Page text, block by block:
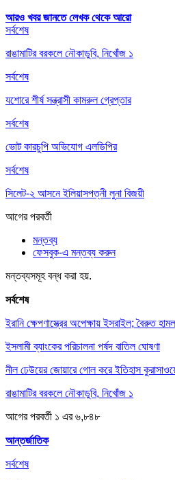
আরও খবর জানতে লেখক থেকে আরো
সর্বশেষ
রাঙামাটির বরকলে নৌকাডুবি, নিখোঁজ ১
সর্বশেষ
যশোরে শীর্ষ সন্ত্রাসী কামরুল গ্রেপ্তার
সর্বশেষ
ভোট কারচুপি অভিযোগ এলডিপির
সর্বশেষ
সিলেট-২ আসনে ইলিয়াসপত্নী লুনা বিজয়ী
আগেরপরবর্তী
মন্তব্য
ফেসবুক-এ মন্তব্য করুন
মন্তব্যসমূহ বন্ধ করা হয়.
সর্বশেষ
ইরানি ক্ষেপণাস্ত্রের অপেক্ষায় ইসরাইল; বৈরুত
ইসলামী ব্যাংকের পরিচালনা পর্ষদ বাতিল ঘোষণা
নীল ঢেউয়ের জোয়ারে গোল করে ইতিহাস
রাঙামাটির বরকলে নৌকাডুবি, নিখোঁজ ১
আগেরপরবর্তী ১ এর ৬,৮৪৮
আন্তর্জাতিক
সর্বশেষ